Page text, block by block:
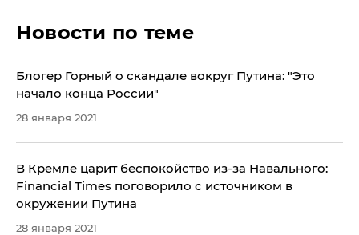
Новости по теме
Блогер Горный о скандале вокруг Путина: "Это
начало конца России"
28 января 2021
В Кремле царит беспокойство из-за Навального:
Financial Times поговорило с источником в
окружении Путина
28 января 2021